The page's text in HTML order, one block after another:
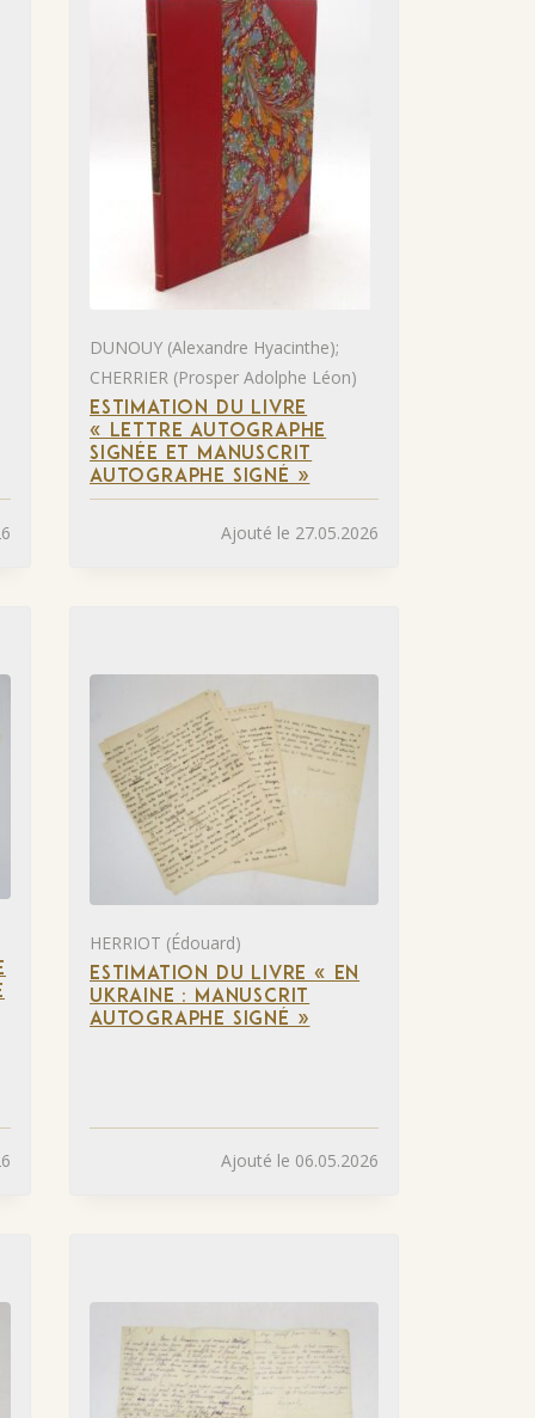
DUNOUY (Alexandre Hyacinthe);
CHERRIER (Prosper Adolphe Léon)
ESTIMATION DU LIVRE
« LETTRE AUTOGRAPHE
SIGNÉE ET MANUSCRIT
AUTOGRAPHE SIGNÉ »
Ajouté le 27.05.2026
HERRIOT (Édouard)
ESTIMATION DU LIVRE « EN
UKRAINE : MANUSCRIT
AUTOGRAPHE SIGNÉ »
Ajouté le 06.05.2026